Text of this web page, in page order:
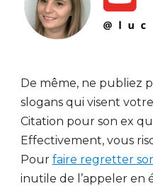
De même, ne publiez
slogans qui visent
Citation pour son ex
Effectivement, vous
Pour faire regretter
inutile de l’appeler en